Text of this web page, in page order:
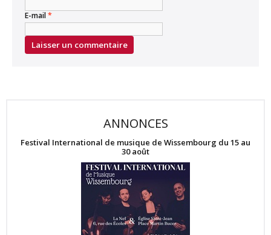
E-mail*
ANNONCES
Festival International de musique de Wissembourg du 15 au
30 août